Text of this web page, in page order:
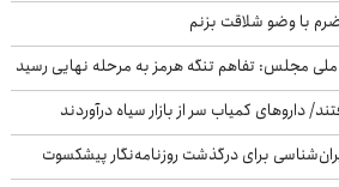
با وضو شلاقت بزنم
مجلس: تفاهم تنگه هرمز به مرحله نهایی رسید
داروهای کمیاب سر از بازار سیاه درآوردند
برای درگذشت روزنامه‌نگار پیشکسوت